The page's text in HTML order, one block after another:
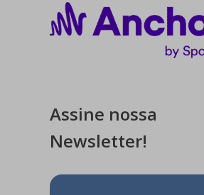
Assine nossa
Newsletter!